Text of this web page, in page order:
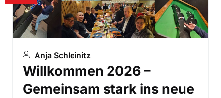
Anja Schleinitz
Willkommen 2026 –
Gemeinsam stark ins neue